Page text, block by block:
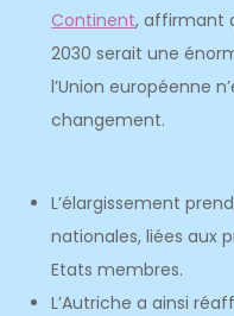
Continent, affirmant
2030 serait une
l’Union européenne
changement.
L’élargissement
nationales, liées aux
Etats membres.
L’Autriche a ainsi